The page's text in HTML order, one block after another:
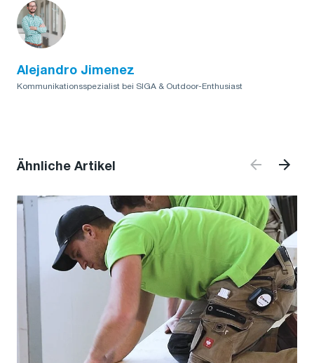
Alejandro Jimenez
Kommunikationsspezialist bei SIGA & Outdoor-Enthusiast
Ähnliche Artikel